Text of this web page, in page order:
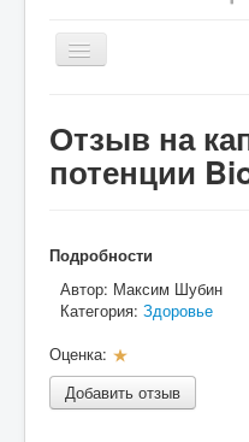
Toggle
Navigation
Иммиграционные
Туристические
Спорт
Дом и быт
Разное
Контакты
Отзыв на
потенции
Подробности
Автор: Максим Шубин
Категория: Здоровье
Оценка: Р
е
й
Добавить отзыв